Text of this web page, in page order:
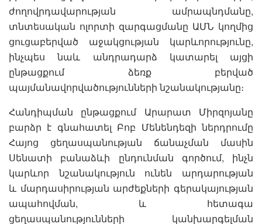
ժողովրդավարության ամրապնդմանը,
տնտեսական ոլորտի զարգացմանը ԱՄՆ կողմից
ցուցաբերված աջակցության կարևորությունը,
ինչպես նաև անդրադարձ կատարել այցի
ընթացքում ձեռք բերված
պայմանավորվածությունների նշանակությանը։
Հանդիպման ընթացքում Արարատ Միրզոյանը
բարձր է գնահատել Բոբ Մենենդեզի ներդրումը
Հայոց ցեղասպանության ճանաչման մասին
Սենատի բանաձևի ընդունման գործում, ինչն
կարևոր նշանակություն ունեն արդարության
և մարդասիրության արժեքների գերակայության
ապահովման, և հետագա
ցեղասպանությունների կանխարգելման